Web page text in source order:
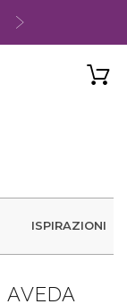
ISPIRAZIONI
AVEDA